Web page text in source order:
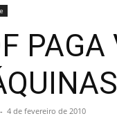
- 4 de fevereiro de 2010